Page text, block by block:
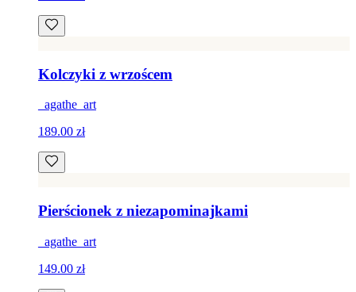
Kolczyki z wrzoścem
_agathe_art
189.00 zł
Pierścionek z niezapominajkami
_agathe_art
149.00 zł